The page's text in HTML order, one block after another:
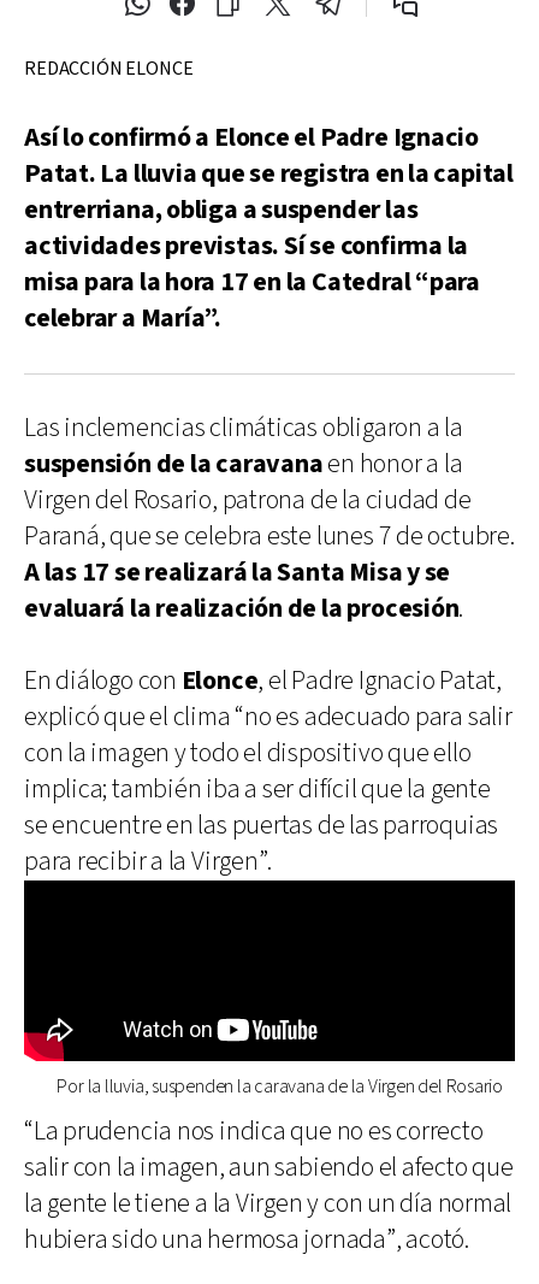
REDACCIÓN ELONCE
Así lo confirmó a Elonce el Padre Ignacio
Patat. La lluvia que se registra en la capital
entrerriana, obliga a suspender las
actividades previstas. Sí se confirma la
misa para la hora 17 en la Catedral “para
celebrar a María”.
Las inclemencias climáticas obligaron a la
suspensión de la caravanaen honor a la
Virgen del Rosario, patrona de la ciudad de
Paraná, que se celebra este lunes 7 de octubre.
A las 17 se realizará la Santa Misa y se
evaluará la realización de la procesión.
En diálogo con Elonce, el Padre Ignacio Patat,
explicó que el clima “no es adecuado para salir
con la imagen y todo el dispositivo que ello
implica; también iba a ser difícil que la gente
se encuentre en las puertas de las parroquias
para recibir a la Virgen”.
Por la lluvia, suspenden la caravana de la Virgen del Rosario
“La prudencia nos indica que no es correcto
salir con la imagen, aun sabiendo el afecto que
la gente le tiene a la Virgen y con un día normal
hubiera sido una hermosa jornada”, acotó.